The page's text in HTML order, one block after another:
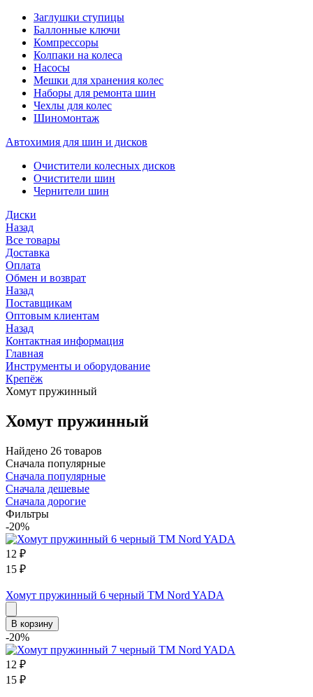
Заглушки ступицы
Баллонные ключи
Компрессоры
Колпаки на колеса
Насосы
Мешки для хранения колес
Наборы для ремонта шин
Чехлы для колес
Шиномонтаж
Автохимия для шин и дисков
Очистители колесных дисков
Очистители шин
Чернители шин
Диски
Назад
Все товары
Доставка
Оплата
Обмен и возврат
Назад
Поставщикам
Оптовым клиентам
Назад
Контактная информация
Главная
Инструменты и оборудование
Крепёж
Хомут пружинный
Хомут пружинный
Найдено 26 товаров
Сначала популярные
Сначала популярные
Сначала дешевые
Сначала дорогие
Фильтры
-20%
12 ₽
15 ₽
Хомут пружинный 6 черный ТМ Nord YADA
В корзину
-20%
12 ₽
15 ₽